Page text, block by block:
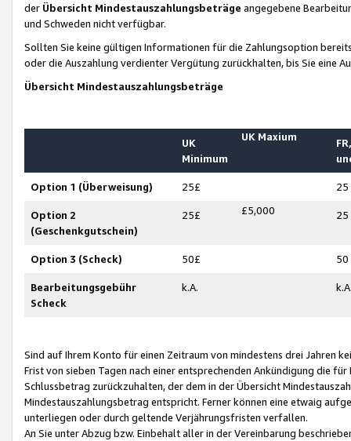
der Übersicht Mindestauszahlungsbeträge angegebene
und Schweden nicht verfügbar.
Sollten Sie keine gültigen Informationen für die Zahlungsoption
oder die Auszahlung verdienter Vergütung zurückhalten, bis Sie
Übersicht Mindestauszahlungsbeträge
UK
Minimum
UK Maxium
Option 1 (Überweisung) 25£ 25
Option 2
(Geschenkgutschein)
25£ £5,000 25
Option 3 (Scheck) 50£ 50
Bearbeitungsgebühr
Scheck
k.A.
Sind auf Ihrem Konto für einen Zeitraum von mindestens drei Jahren
Frist von sieben Tagen nach einer entsprechenden Ankündigung die
Schlussbetrag zurückzuhalten, der dem in der Übersicht
Mindestauszahlungsbetrag entspricht. Ferner können eine etwaig
unterliegen oder durch geltende Verjährungsfristen verfallen.
An Sie unter Abzug bzw. Einbehalt aller in der Vereinbarung